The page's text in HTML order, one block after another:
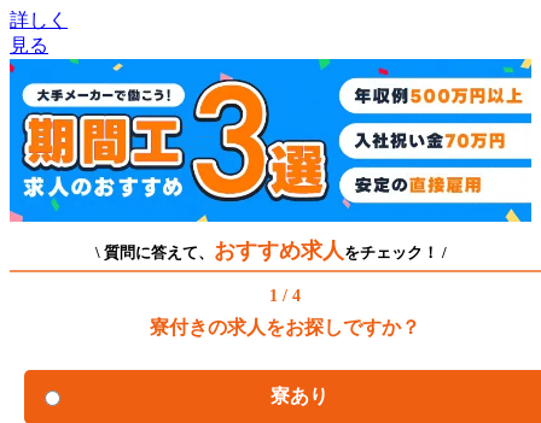
詳しく
見る
\ 質問に答えて、 おすすめ求人 をチェック！ /
1 / 4
寮付きの求人をお探しですか？
寮あり